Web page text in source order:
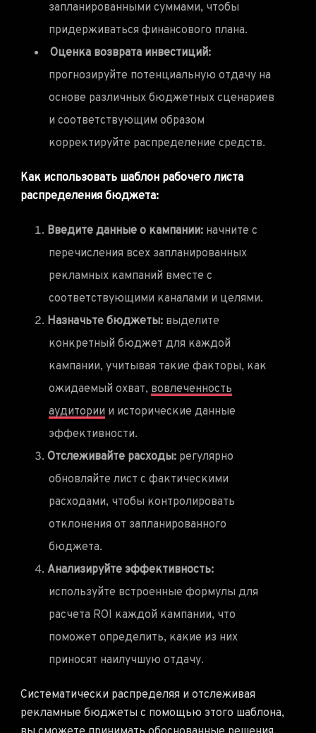
запланированными суммами, чтобы
придерживаться финансового плана.
Оценка возврата инвестиций:
прогнозируйте потенциальную отдачу на
основе различных бюджетных сценариев
и соответствующим образом
корректируйте распределение средств.
Как использовать шаблон рабочего листа
распределения бюджета:
Введите данные о кампании: начните с
перечисления всех запланированных
рекламных кампаний вместе с
соответствующими каналами и целями.
Назначьте бюджеты: выделите
конкретный бюджет для каждой
кампании, учитывая такие факторы, как
ожидаемый охват, вовлеченность
аудитории и исторические данные
эффективности.
Отслеживайте расходы: регулярно
обновляйте лист с фактическими
расходами, чтобы контролировать
отклонения от запланированного
бюджета.
Анализируйте эффективность:
используйте встроенные формулы для
расчета ROI каждой кампании, что
поможет определить, какие из них
приносят наилучшую отдачу.
Систематически распределяя и отслеживая
рекламные бюджеты с помощью этого шаблона,